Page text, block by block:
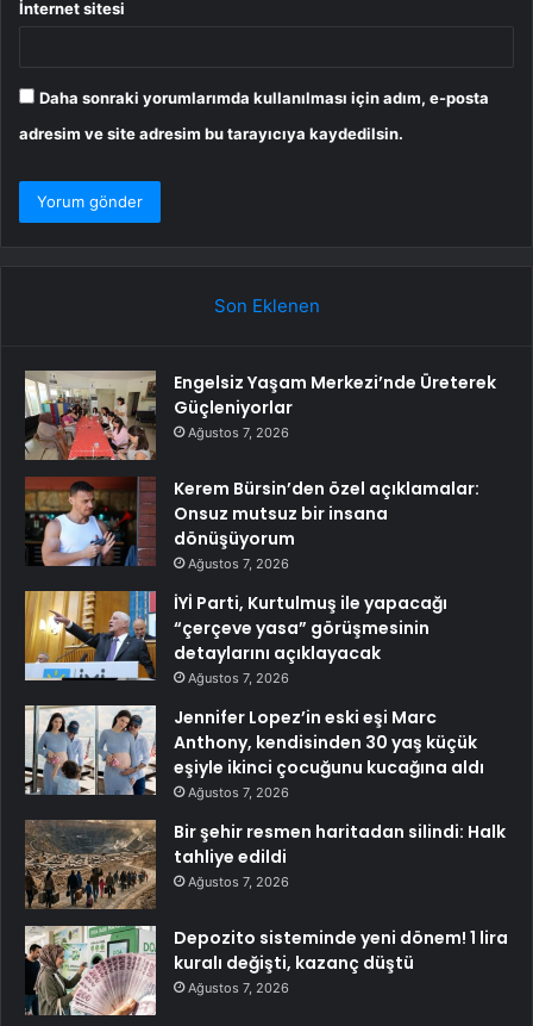
İnternet sitesi
Daha sonraki yorumlarımda kullanılması için adım, e-posta
adresim ve site adresim bu tarayıcıya kaydedilsin.
Son Eklenen
Engelsiz Yaşam Merkezi’nde Üreterek
Güçleniyorlar
Ağustos 7, 2026
Kerem Bürsin’den özel açıklamalar:
Onsuz mutsuz bir insana
dönüşüyorum
Ağustos 7, 2026
İYİ Parti, Kurtulmuş ile yapacağı
“çerçeve yasa” görüşmesinin
detaylarını açıklayacak
Ağustos 7, 2026
Jennifer Lopez’in eski eşi Marc
Anthony, kendisinden 30 yaş küçük
eşiyle ikinci çocuğunu kucağına aldı
Ağustos 7, 2026
Bir şehir resmen haritadan silindi: Halk
tahliye edildi
Ağustos 7, 2026
Depozito sisteminde yeni dönem! 1 lira
kuralı değişti, kazanç düştü
Ağustos 7, 2026